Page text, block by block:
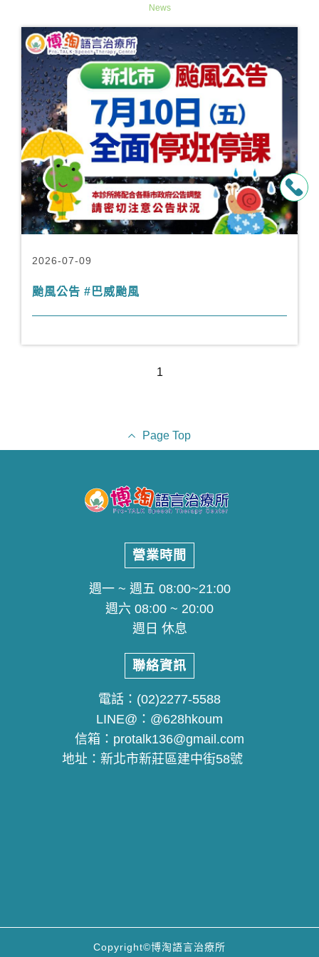
News
2026-07-09
颱風公告 #巴威颱風
1
Page Top
營業時間
週一 ~ 週五 08:00~21:00
週六 08:00 ~ 20:00
週日 休息
聯絡資訊
電話： (02)2277-5588
LINE@： @628hkoum
信箱： protalk136@gmail.com
地址： 新北市新莊區建中街58號
Copyright©博淘語言治療所